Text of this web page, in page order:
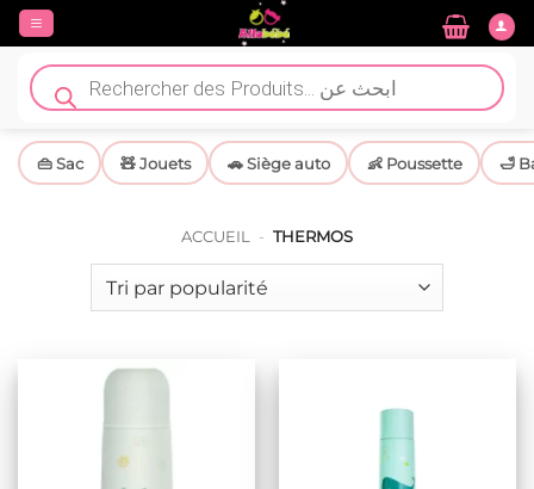
Passer
contenu
Recherche
de
produits
👜 Sac 🧸 Jouets 🚗 Siège auto 👶 Poussette 🛁
ACCUEIL - THERMOS